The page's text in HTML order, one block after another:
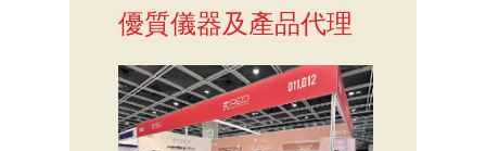
優質儀器及產品代理